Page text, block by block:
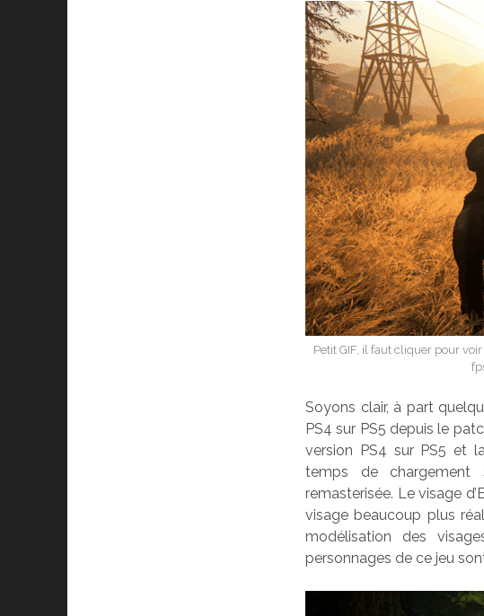
Petit GIF, il faut cliquer pour
Soyons clair, à part
PS4 sur PS5 depuis le
version PS4 sur PS5 et
temps de chargement
remasterisée. Le visage
visage beaucoup plus
modélisation des
personnages de ce jeu